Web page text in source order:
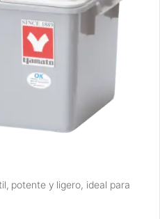
potente y ligero, ideal para